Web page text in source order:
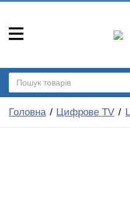
Головна Цифрове TV